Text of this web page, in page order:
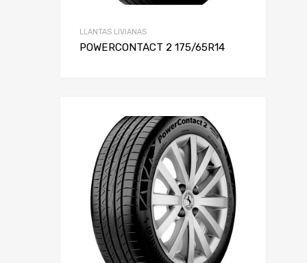
LLANTAS LIVIANAS
POWERCONTACT 2 175/65R14